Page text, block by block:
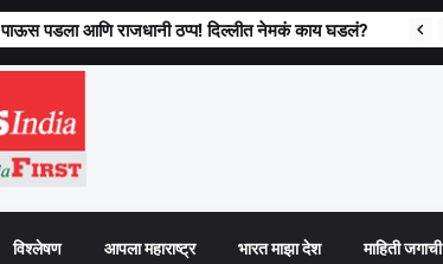
पाऊस पडला आणि राजधानी ठप्प! दिल्लीत नेमकं काय घडलं?
विश्लेषण आपला महाराष्ट्र भारत माझा देश माहिती जगाची